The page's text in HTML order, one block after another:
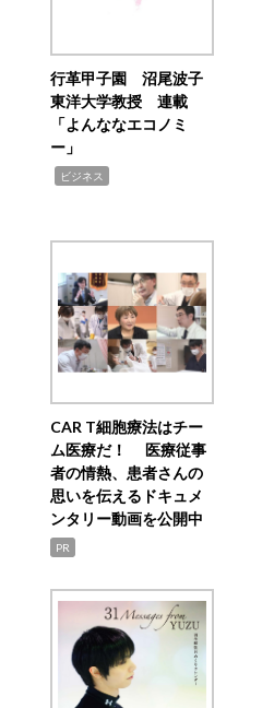
行革甲子園 沼尾波子
東洋大学教授 連載
「よんななエコノミ
ー」
ビジネス
CAR T細胞療法はチー
ム医療だ！ 医療従事
者の情熱、患者さんの
思いを伝えるドキュメ
ンタリー動画を公開中
PR